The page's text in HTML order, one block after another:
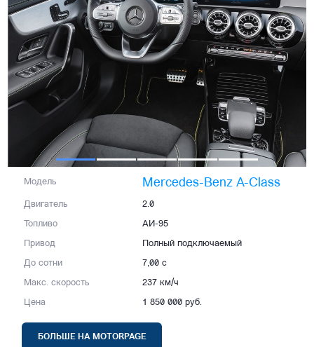
Модель Mercedes-Benz A-Class
Двигатель 2.0
Топливо АИ-95
Привод Полный подключаемый
До сотни 7,00 с
Макс. скорость 237 км/ч
Цена 1 850 000 руб.
БОЛЬШЕ НА MOTORPAGE